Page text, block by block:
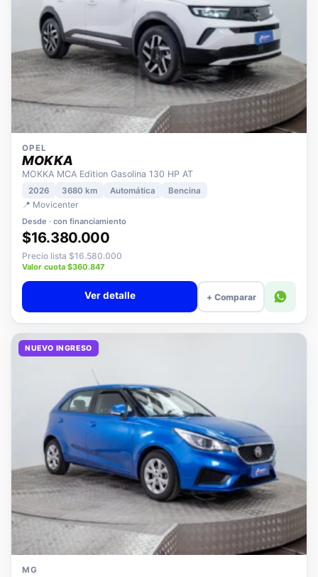
OPEL
MOKKA
MOKKA MCA Edition Gasolina 130 HP AT
2026 3680 km
📍 Movicenter
Desde · con financiamiento
$16.380.000
Precio lista $16.580.000
Valor cuota $360.847
+ Comparar